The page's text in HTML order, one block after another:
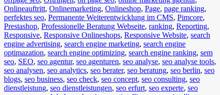
Onlineauftritt, Onlinemarketing, Onlineshop, Page, page ranking,
perfektes seo, Permanente Weiterentwicklung im CMS, Pimcore,
Prestashop, Professionelle Beratung Webseite, ranking, Reporting,
Responsive, Responsive Onlineshops, Responsive Website, search
engine advertising, search engine marketing, search engine
optimazation, search engine optimizing, search engine ranking, sem
seo, SEO, seo agentur, seo agenturen, seo analyse, seo analyse tools,
seo analysen, seo analytics, seo berater, seo beratung, seo berlin, seo
blogs, seo business, seo check, seo concept, seo consulting, seo
dienstleistung, seo dienstleistungen, seo erfurt, seo experte, seo